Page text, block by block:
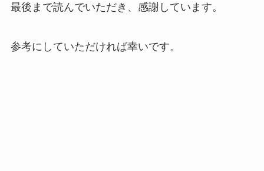
最後まで読んでいただき、感謝しています。
参考にしていただければ幸いです。